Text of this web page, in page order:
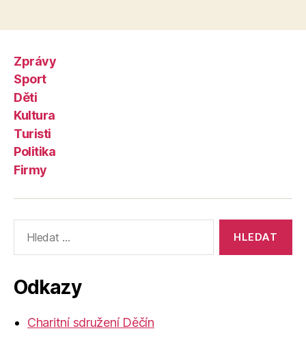
Zprávy
Sport
Děti
Kultura
Turisti
Politika
Firmy
vyhledávání:
Odkazy
Charitní sdružení Děčín